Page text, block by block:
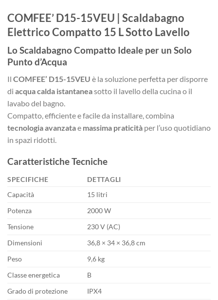
COMFEE’ D15-15VEU | Scaldabagno
Elettrico Compatto 15 L Sotto Lavello
Lo Scaldabagno Compatto Ideale per un Solo
Punto d’Acqua
Il COMFEE’ D15-15VEU è la soluzione perfetta per disporre
di acqua calda istantaneasotto il lavello della cucina o il
lavabo del bagno.
Compatto, efficiente e facile da installare, combina
tecnologia avanzatae massima praticità per l’uso quotidiano
in spazi ridotti.
Caratteristiche Tecniche
SPECIFICHE
DETTAGLI
Capacità
15 litri
Potenza
2000 W
Tensione
230 V (AC)
Dimensioni
36,8 × 34 × 36,8 cm
Peso
9,6 kg
Classe energetica
B
Grado di protezione
IPX4